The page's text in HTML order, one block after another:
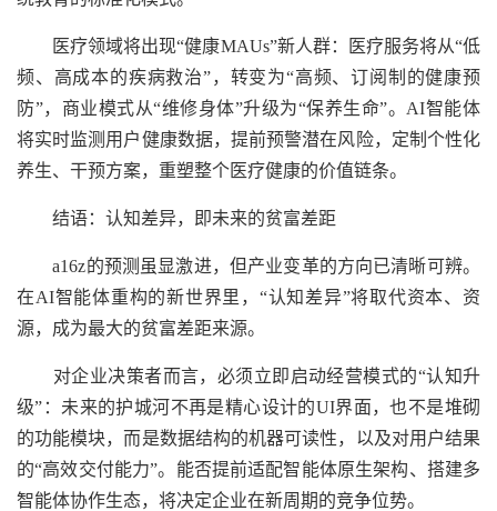
医疗领域将出现“健康MAUs”新人群：医疗服务将从“低
频、高成本的疾病救治”，转变为“高频、订阅制的健康预
防”，商业模式从“维修身体”升级为“保养生命”。AI智能体
将实时监测用户健康数据，提前预警潜在风险，定制个性化
养生、干预方案，重塑整个医疗健康的价值链条。
结语：认知差异，即未来的贫富差距
a16z的预测虽显激进，但产业变革的方向已清晰可辨。
在AI智能体重构的新世界里，“认知差异”将取代资本、资
源，成为最大的贫富差距来源。
对企业决策者而言，必须立即启动经营模式的“认知升
级”：未来的护城河不再是精心设计的UI界面，也不是堆砌
的功能模块，而是数据结构的机器可读性，以及对用户结果
的“高效交付能力”。能否提前适配智能体原生架构、搭建多
智能体协作生态，将决定企业在新周期的竞争位势。